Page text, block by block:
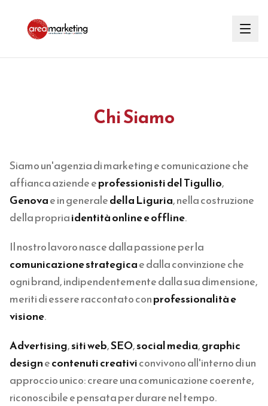
Chi Siamo
Siamo un'agenzia di marketing e comunicazione che
affianca aziende eprofessionisti del Tigullio,
Genovae in generaledella Liguria, nella costruzione
della propriaidentità online e offline.
Il nostro lavoro nasce dalla passione per la
comunicazione strategicae dalla convinzione che
ogni brand, indipendentemente dalla sua dimensione,
meriti di essere raccontato conprofessionalità e
visione.
Advertising,siti web,SEO,social media,graphic
designecontenuti creativiconvivono all'interno di un
approccio unico: creare una comunicazione coerente,
riconoscibile e pensata per durare nel tempo.